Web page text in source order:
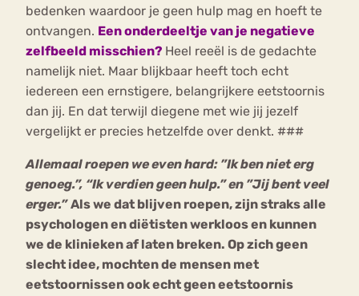
bedenken waardoor je geen hulp mag en hoeft te
ontvangen. Een onderdeeltje van je negatieve
zelfbeeld misschien? Heel reeël is de gedachte
namelijk niet. Maar blijkbaar heeft toch echt
iedereen een ernstigere, belangrijkere eetstoornis
dan jij. En dat terwijl diegene met wie jij jezelf
vergelijkt er precies hetzelfde over denkt. ###
Allemaal roepen we even hard: ”Ik ben niet erg
genoeg.”, “Ik verdien geen hulp.” en ”Jij bent veel
erger.” Als we dat blijven roepen, zijn straks alle
psychologen en diëtisten werkloos en kunnen
we de klinieken af laten breken. Op zich geen
slecht idee, mochten de mensen met
eetstoornissen ook echt geen eetstoornis